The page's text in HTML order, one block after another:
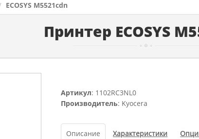
ECOSYS M5521cdn
Принтер ECOSYS
Артикул: 1102RC3NL0
Производитель: Kyocera
Описание Характеристики